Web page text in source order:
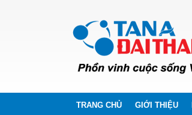
TRANG CHỦ GIỚI THIỆU